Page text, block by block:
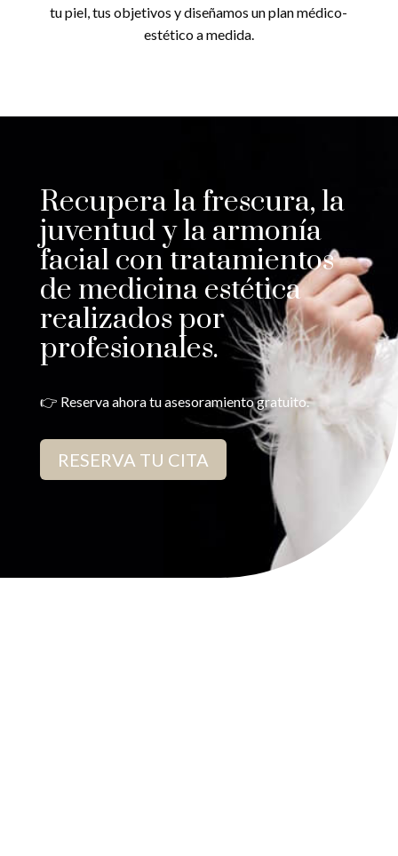
tu piel, tus objetivos y diseñamos un plan médico-
estético a medida.
Recupera la frescura, la
juventud y la armonía
facial con tratamientos
de medicina estética
realizados por
profesionales.
👉 Reserva ahora tu asesoramiento gratuito.
RESERVA TU CITA